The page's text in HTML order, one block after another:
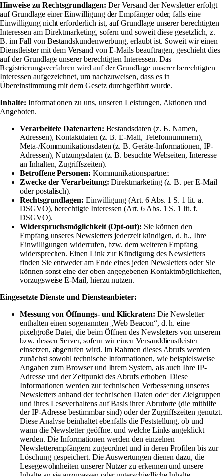
Hinweise zu Rechtsgrundlagen: Der Versand der Newsletter erfolgt
auf Grundlage einer Einwilligung der Empfänger oder, falls eine
Einwilligung nicht erforderlich ist, auf Grundlage unserer berechtigten
Interessen am Direktmarketing, sofern und soweit diese gesetzlich, z.
B. im Fall von Bestandskundenwerbung, erlaubt ist. Soweit wir einen
Dienstleister mit dem Versand von E-Mails beauftragen, geschieht dies
auf der Grundlage unserer berechtigten Interessen. Das
Registrierungsverfahren wird auf der Grundlage unserer berechtigten
Interessen aufgezeichnet, um nachzuweisen, dass es in
Übereinstimmung mit dem Gesetz durchgeführt wurde.
Inhalte: Informationen zu uns, unseren Leistungen, Aktionen und
Angeboten.
Verarbeitete Datenarten: Bestandsdaten (z. B. Namen,
Adressen), Kontaktdaten (z. B. E-Mail, Telefonnummern),
Meta-/Kommunikationsdaten (z. B. Geräte-Informationen, IP-
Adressen), Nutzungsdaten (z. B. besuchte Webseiten, Interesse
an Inhalten, Zugriffszeiten).
Betroffene Personen: Kommunikationspartner.
Zwecke der Verarbeitung: Direktmarketing (z. B. per E-Mail
oder postalisch).
Rechtsgrundlagen: Einwilligung (Art. 6 Abs. 1 S. 1 lit. a.
DSGVO), berechtigte Interessen (Art. 6 Abs. 1 S. 1 lit. f.
DSGVO).
Widerspruchsmöglichkeit (Opt-out): Sie können den
Empfang unseres Newsletters jederzeit kündigen, d. h., Ihre
Einwilligungen widerrufen, bzw. dem weiteren Empfang
widersprechen. Einen Link zur Kündigung des Newsletters
finden Sie entweder am Ende eines jeden Newsletters oder Sie
können sonst eine der oben angegebenen Kontaktmöglichkeiten,
vorzugsweise E-Mail, hierzu nutzen.
Eingesetzte Dienste und Diensteanbieter:
Messung von Öffnungs- und Klickraten: Die Newsletter
enthalten einen sogenannten „Web Beacon“, d. h. eine
pixelgroße Datei, die beim Öffnen des Newsletters von unserem
bzw. dessen Server, sofern wir einen Versanddienstleister
einsetzen, abgerufen wird. Im Rahmen dieses Abrufs werden
zunächst sowohl technische Informationen, wie beispielsweise
Angaben zum Browser und Ihrem System, als auch Ihre IP-
Adresse und der Zeitpunkt des Abrufs erhoben. Diese
Informationen werden zur technischen Verbesserung unseres
Newsletters anhand der technischen Daten oder der Zielgruppen
und ihres Leseverhaltens auf Basis ihrer Abruforte (die mithilfe
der IP-Adresse bestimmbar sind) oder der Zugriffszeiten genutzt.
Diese Analyse beinhaltet ebenfalls die Feststellung, ob und
wann die Newsletter geöffnet und welche Links angeklickt
werden. Die Informationen werden den einzelnen
Newsletterempfängern zugeordnet und in deren Profilen bis zur
Löschung gespeichert. Die Auswertungen dienen dazu, die
Lesegewohnheiten unserer Nutzer zu erkennen und unsere